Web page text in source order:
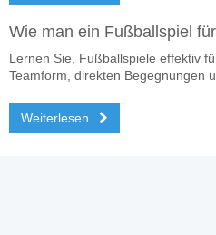
Wie man ein Fußballspiel
Lernen Sie, Fußballspiele effektiv
Teamform, direkten Begegnungen
Weiterlesen